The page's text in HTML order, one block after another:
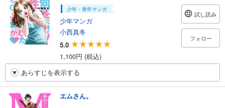
少年・青年マンガ
少年マンガ
小西真冬
5.0
1,100円 (税込)
試し読み
フォロー
あらすじを表示する
エムさん。